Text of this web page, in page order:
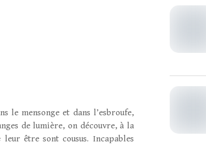
mensonge et dans l’esbroufe,
de lumière, on découvre, à la
être sont cousus. Incapables